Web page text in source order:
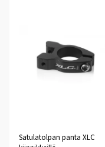
Satulatolpan panta XLC